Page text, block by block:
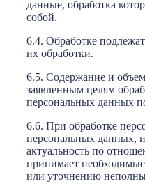
данные, обработка
собой.
6.4. Обработке
их обработки.
6.5. Содержание и
заявленным целям
персональных данных
6.6. При обработке
персональных данных,
актуальность по
принимает
или уточнению